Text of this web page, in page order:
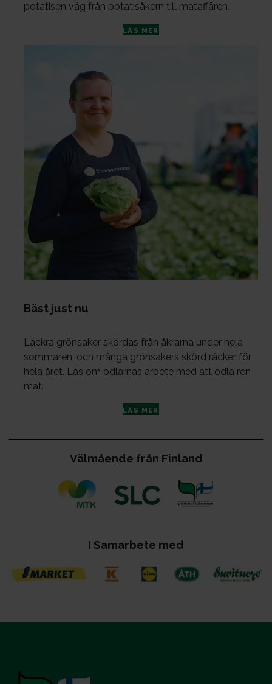
potatisen väg från potatisåkern till mataffären.
LÄS MER
Bäst just nu
Läckra grönsaker skördas från åkrarna under hela
sommaren, och många grönsakers skörd räcker för
hela året. Läs om odlarnas arbete med att odla ren
mat.
LÄS MER
Väl­måen­de från Fin­land
I Sa­mar­be­te med